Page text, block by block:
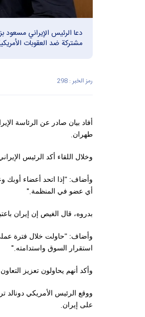
دعا الرئيس الإيراني مسعود
مشتركة ضد العقوبات
رمز الخبر : 298
أفاد بيان صادر عن الرئاسة
طهران.
وخلال اللقاء أكد الرئيس
وأضاف: "إذا اتحد أعضاء أوبك
أي عضو في المنظمة".
بدروه، قال الغيص إن إيران
وأضاف: "حاولت خلال فترة
استقرار السوق واستدامته".
وأكد أنهم يحاولون تعزيز
ووقع الرئيس الأمريكي
على إيران.